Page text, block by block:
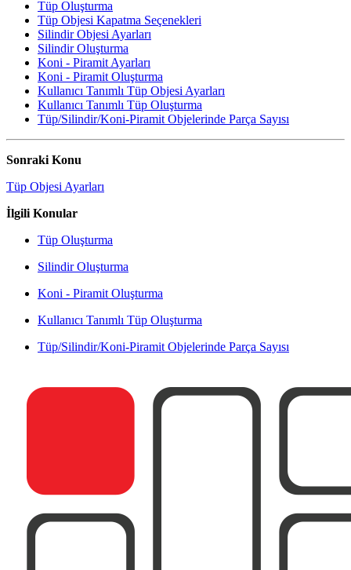
Tüp Oluşturma
Tüp Objesi Kapatma Seçenekleri
Silindir Objesi Ayarları
Silindir Oluşturma
Koni - Piramit Ayarları
Koni - Piramit Oluşturma
Kullanıcı Tanımlı Tüp Objesi Ayarları
Kullanıcı Tanımlı Tüp Oluşturma
Tüp/Silindir/Koni-Piramit Objelerinde Parça Sayısı
Sonraki Konu
Tüp Objesi Ayarları
İlgili Konular
Tüp Oluşturma
Silindir Oluşturma
Koni - Piramit Oluşturma
Kullanıcı Tanımlı Tüp Oluşturma
Tüp/Silindir/Koni-Piramit Objelerinde Parça Sayısı